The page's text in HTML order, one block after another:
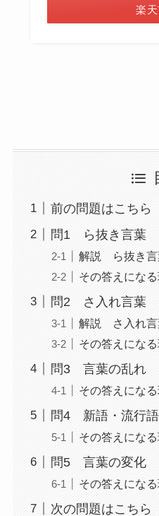
楽
前の問題はこちら
問1 ら抜き言葉
解説 ら抜き言
その答えにな
問2 さ入れ言葉
解説 さ入れ言
その答えにな
問3 言葉の乱れ
その答えにな
問4 新語・流行語
その答えにな
問5 言葉の変化
その答えにな
次の問題はこちら